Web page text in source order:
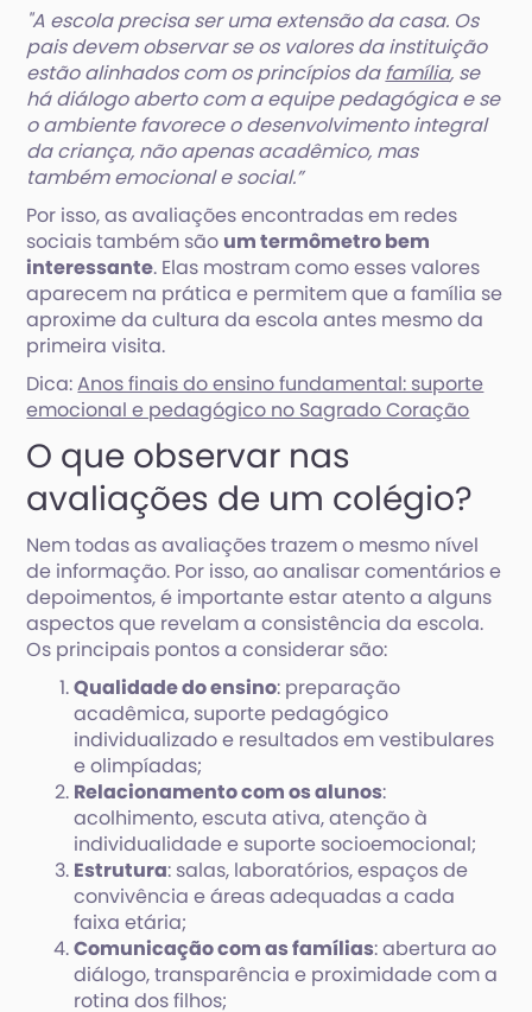
"A escola precisa ser uma extensão da casa. Os
pais devem observar se os valores da instituição
estão alinhados com os princípios dafamília, se
há diálogo aberto com a equipe pedagógica e se
o ambiente favorece o desenvolvimento integral
da criança, não apenas acadêmico, mas
também emocional e social.”
Por isso, as avaliações encontradas em redes
sociais também são um termômetro bem
interessante. Elas mostram como esses valores
aparecem na prática e permitem que a família se
aproxime da cultura da escola antes mesmo da
primeira visita.
Dica:Anos finais do ensino fundamental: suporte
emocional e pedagógico no Sagrado Coração
O que observar nas
avaliações de um colégio?
Nem todas as avaliações trazem o mesmo nível
de informação. Por isso, ao analisar comentários e
depoimentos, é importante estar atento a alguns
aspectos que revelam a consistência da escola.
Os principais pontos a considerar são:
Qualidade do ensino: preparação
acadêmica, suporte pedagógico
individualizado e resultados em vestibulares
e olimpíadas;
Relacionamento com os alunos:
acolhimento, escuta ativa, atenção à
individualidade e suporte socioemocional;
Estrutura: salas, laboratórios, espaços de
convivência e áreas adequadas a cada
faixa etária;
Comunicação com as famílias: abertura ao
diálogo, transparência e proximidade com a
rotina dos filhos;